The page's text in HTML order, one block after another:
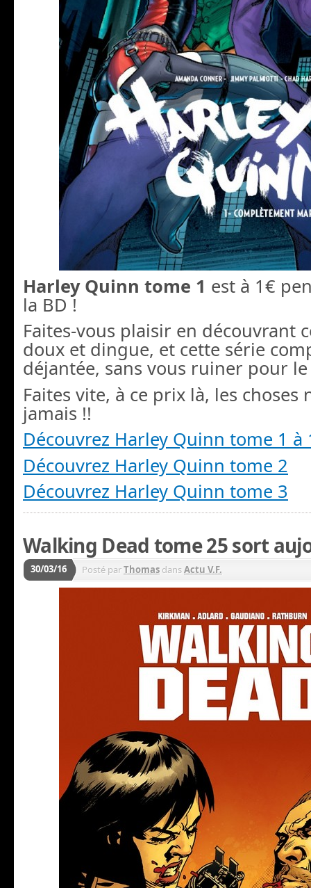
Harley Quinn tome 1 est à 1€
la BD !
Faites-vous plaisir en découvrant
doux et dingue, et cette série
déjantée, sans vous ruiner pour
Faites vite, à ce prix là, les choses
jamais !!
Découvrez Harley Quinn tome 1 à
Découvrez Harley Quinn tome 2
Découvrez Harley Quinn tome 3
Walking Dead tome 25 sort
30/03/16 Posté parThomas dansActu V.F.